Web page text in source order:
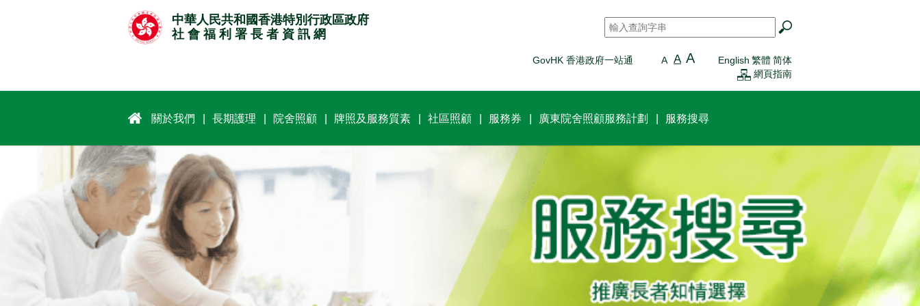
中華人民共和國香港特別行政區政府
社 會 福 利 署 長 者 資 訊 網
搜尋 *
GovHK 香港政府一站通 A A A English 繁體 简体
網頁指南
關於我們 長期護理 院舍照顧 牌照及服務質素 社區照顧 服務券 廣東院舍照顧服務計劃 服務搜尋